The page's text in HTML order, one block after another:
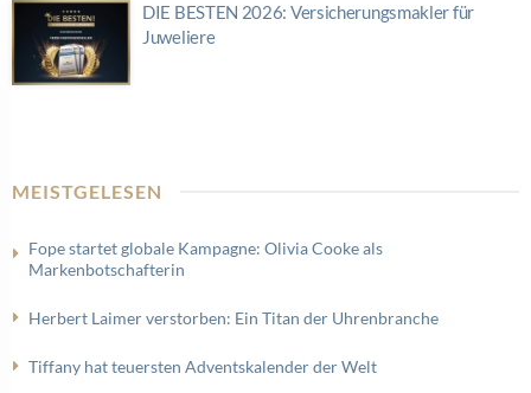
DIE BESTEN 2026: Versicherungsmakler für
Juweliere
MEISTGELESEN
Fope startet globale Kampagne: Olivia Cooke als
Markenbotschafterin
Herbert Laimer verstorben: Ein Titan der Uhrenbranche
Tiffany hat teuersten Adventskalender der Welt